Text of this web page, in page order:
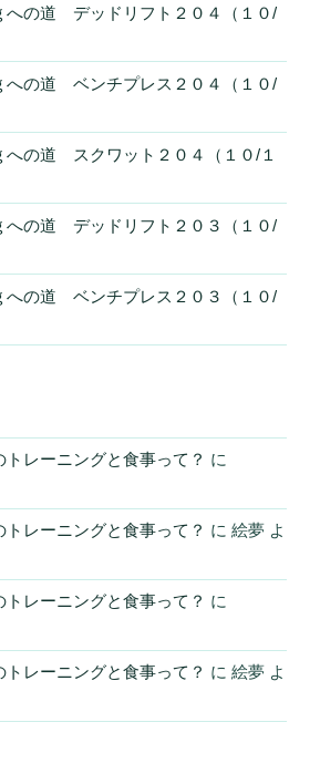
への道 デッドリフト２０４（１０/
への道 ベンチプレス２０４（１０/
への道 スクワット２０４（１０/１
への道 デッドリフト２０３（１０/
への道 ベンチプレス２０３（１０/
レーニングと食事って？ に
レーニングと食事って？ に 絵夢 よ
レーニングと食事って？ に
レーニングと食事って？ に 絵夢 よ